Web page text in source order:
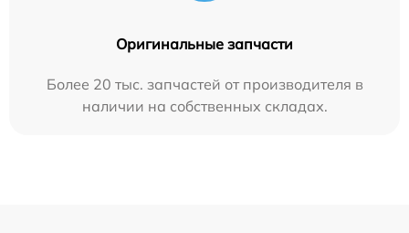
Оригинальные запчасти
Более 20 тыс. запчастей от производителя в
наличии на собственных складах.